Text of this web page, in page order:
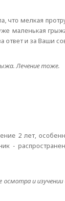
что мелкая
маленькая
ответ и за Ваши
Лечение тоже.
2 лет,
-
и